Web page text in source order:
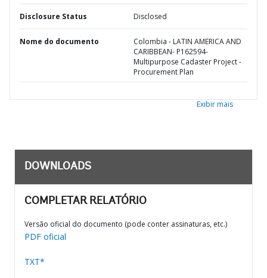
Disclosure Status Disclosed
Nome do documento
Colombia - LATIN AMERICA AND
CARIBBEAN- P162594-
Multipurpose Cadaster Project -
Procurement Plan
Exibir mais
DOWNLOADS
COMPLETAR RELATÓRIO
Versão oficial do documento (pode conter assinaturas, etc.)
PDF oficial
TXT*